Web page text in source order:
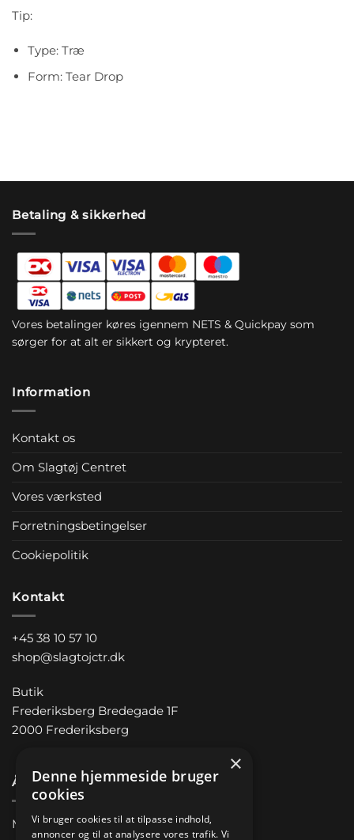
Tip:
Type: Træ
Form: Tear Drop
Betaling & sikkerhed
Vores betalinger køres igennem NETS & Quickpay som
sørger for at alt er sikkert og krypteret.
Information
Kontakt os
Om Slagtøj Centret
Vores værksted
Forretningsbetingelser
Cookiepolitik
Kontakt
+45 38 10 57 10
shop@slagtojctr.dk
Butik
Frederiksberg Bredegade 1F
2000 Frederiksberg
Åbningstider
Man-Fre 11.00 – 18.00
×
Denne hjemmeside bruger
cookies
Vi bruger cookies til at tilpasse indhold,
annoncer og til at analysere vores trafik. Vi